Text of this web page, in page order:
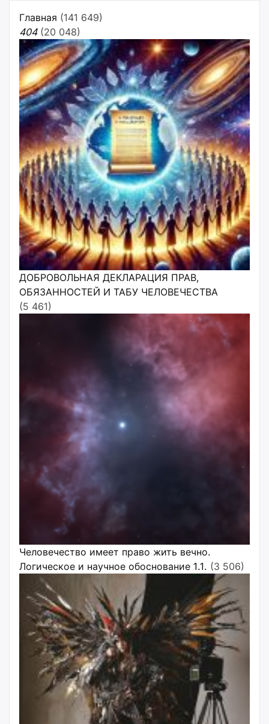
Главная (141 649)
404 (20 048)
ДОБРОВОЛЬНАЯ ДЕКЛАРАЦИЯ ПРАВ,
ОБЯЗАННОСТЕЙ И ТАБУ ЧЕЛОВЕЧЕСТВА
(5 461)
Человечество имеет право жить вечно.
Логическое и научное обоснование 1.1. (3 506)